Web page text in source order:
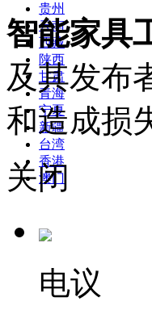
贵州
云南
西藏
陕西
甘肃
青海
宁夏
新疆
台湾
香港
澳门
智能家具
及其发布
和造成损
关闭
电议